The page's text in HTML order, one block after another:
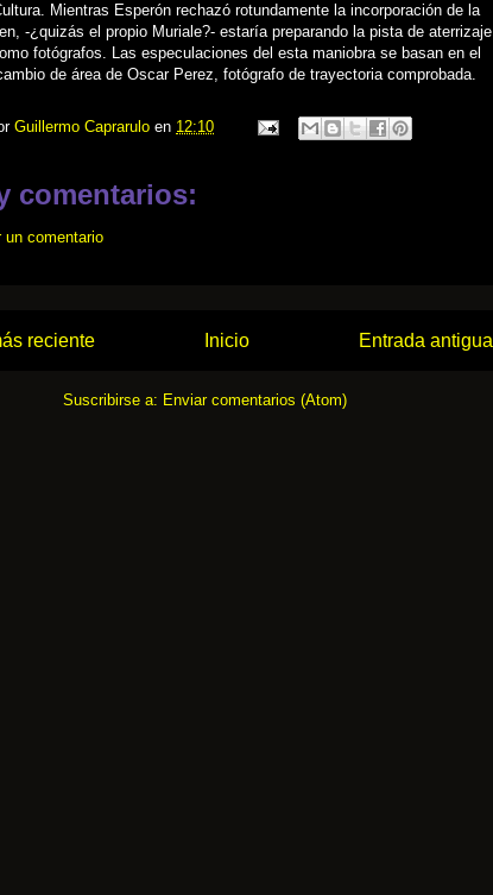
Mientras Esperón rechazó rotundamente la incorporación de la
-¿quizás el propio Muriale?- estaría preparando la pista de aterrizaje
fotógrafos. Las especulaciones del esta maniobra se basan en el
de área de Oscar Perez, fotógrafo de trayectoria comprobada.
Guillermo Caprarulo en 12:10
comentarios:
un comentario
reciente Entrada antigua
Inicio
Suscribirse a: Enviar comentarios (Atom)